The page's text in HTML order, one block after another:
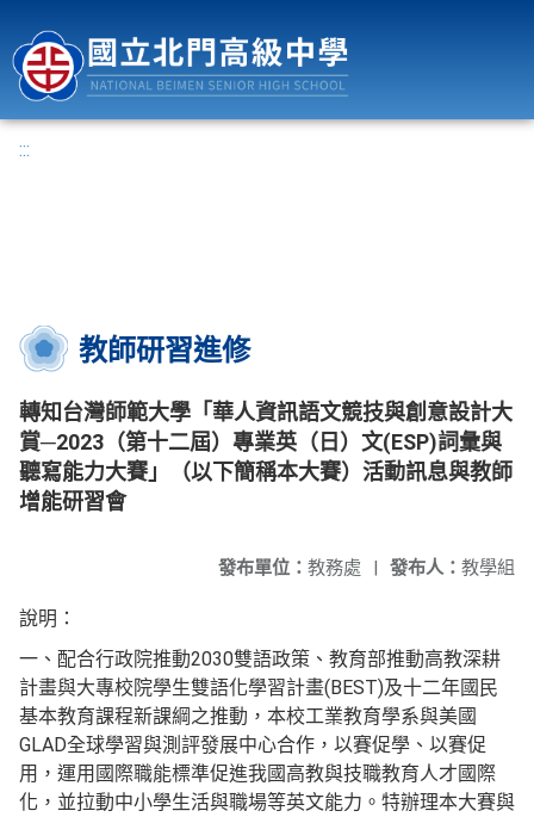
:::
教師研習進修
轉知台灣師範大學「華人資訊語文競技與創意設計大
賞─2023（第十二屆）專業英（日）文(ESP)詞彙與
聽寫能力大賽」（以下簡稱本大賽）活動訊息與教師
增能研習會
發布人： 教學組
發布單位： 教務處 |
說明：
一、配合行政院推動2030雙語政策、教育部推動高教深耕
計畫與大專校院學生雙語化學習計畫(BEST)及十二年國民
基本教育課程新課綱之推動，本校工業教育學系與美國
GLAD全球學習與測評發展中心合作，以賽促學、以賽促
用，運用國際職能標準促進我國高教與技職教育人才國際
化，並拉動中小學生活與職場等英文能力。特辦理本大賽與